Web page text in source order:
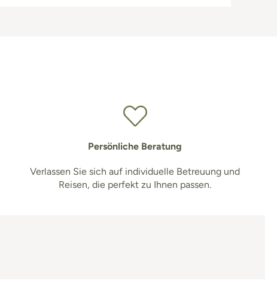
Persönliche Beratung
Verlassen Sie sich auf individuelle Betreuung und
Reisen, die perfekt zu Ihnen passen.